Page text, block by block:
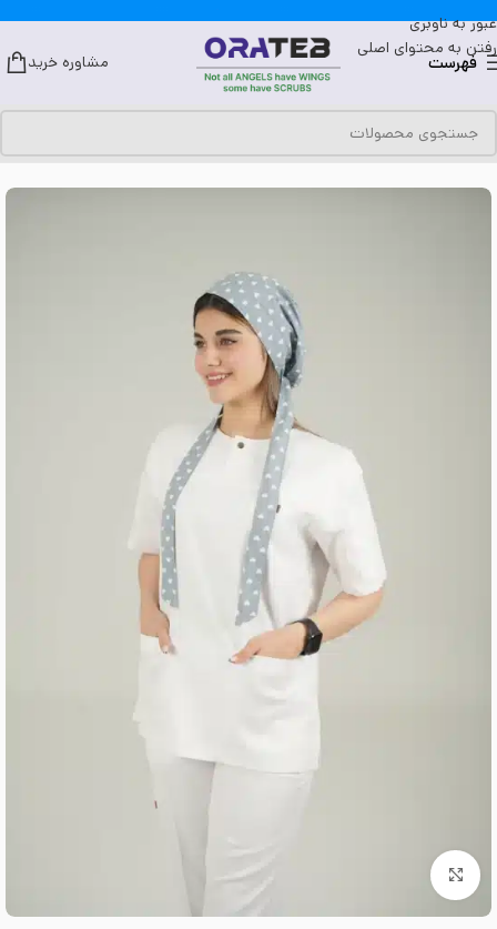
عبور به ناوبری
رفتن به محتوای اصلی
فهرست مشاوره خرید
بزرگنمایی تصویر